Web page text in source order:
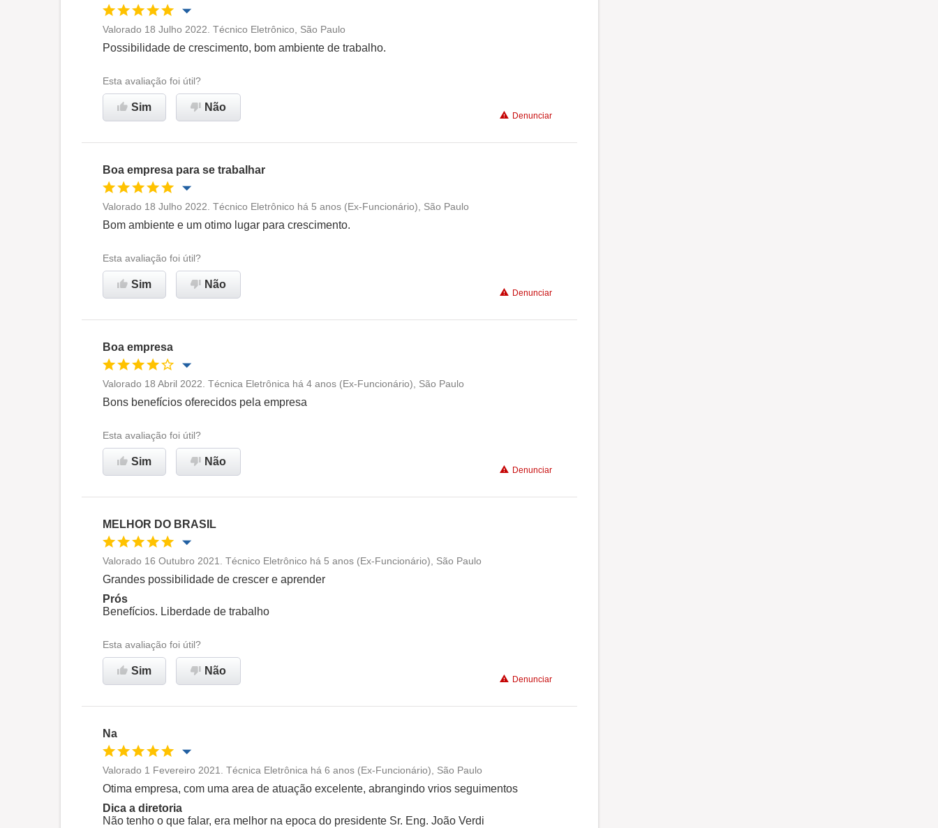
Oportunidade de promoção
Ambiente de trabalho
Conciliação com a vida familiar
Recomenda esta empresa
Valorado 18 Julho 2022. Técnico Eletrônico, São Paulo
Possibilidade de crescimento, bom ambiente de trabalho.
Esta avaliação foi útil?
Sim Não
Denunciar
Boa empresa para se trabalhar
Oportunidade de promoção
Ambiente de trabalho
Conciliação com a vida familiar
Recomenda esta empresa
Valorado 18 Julho 2022. Técnico Eletrônico há 5 anos (Ex-Funcionário), São Paulo
Bom ambiente e um otimo lugar para crescimento.
Esta avaliação foi útil?
Sim Não
Denunciar
Boa empresa
Oportunidade de promoção
Ambiente de trabalho
Recomenda esta empresa
Valorado 18 Abril 2022. Técnica Eletrônica há 4 anos (Ex-Funcionário), São Paulo
Bons benefícios oferecidos pela empresa
Esta avaliação foi útil?
Sim Não
Denunciar
MELHOR DO BRASIL
Oportunidade de promoção
Ambiente de trabalho
Conciliação com a vida familiar
Recomenda esta empresa
Valorado 16 Outubro 2021. Técnico Eletrônico há 5 anos (Ex-Funcionário), São Paulo
Grandes possibilidade de crescer e aprender
Prós
Benefícios. Liberdade de trabalho
Esta avaliação foi útil?
Sim Não
Denunciar
Na
Oportunidade de promoção
Ambiente de trabalho
Conciliação com a vida familiar
Benefícios
Valorado 1 Fevereiro 2021. Técnica Eletrônica há 6 anos (Ex-Funcionário), São Paulo
Otima empresa, com uma area de atuação excelente, abrangindo vrios seguimentos
Dica a diretoria
Não tenho o que falar, era melhor na epoca do presidente Sr. Eng. João Verdi